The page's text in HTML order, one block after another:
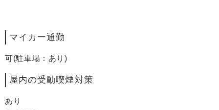
マイカー通勤
可(駐車場：あり)
屋内の受動喫煙対策
あり